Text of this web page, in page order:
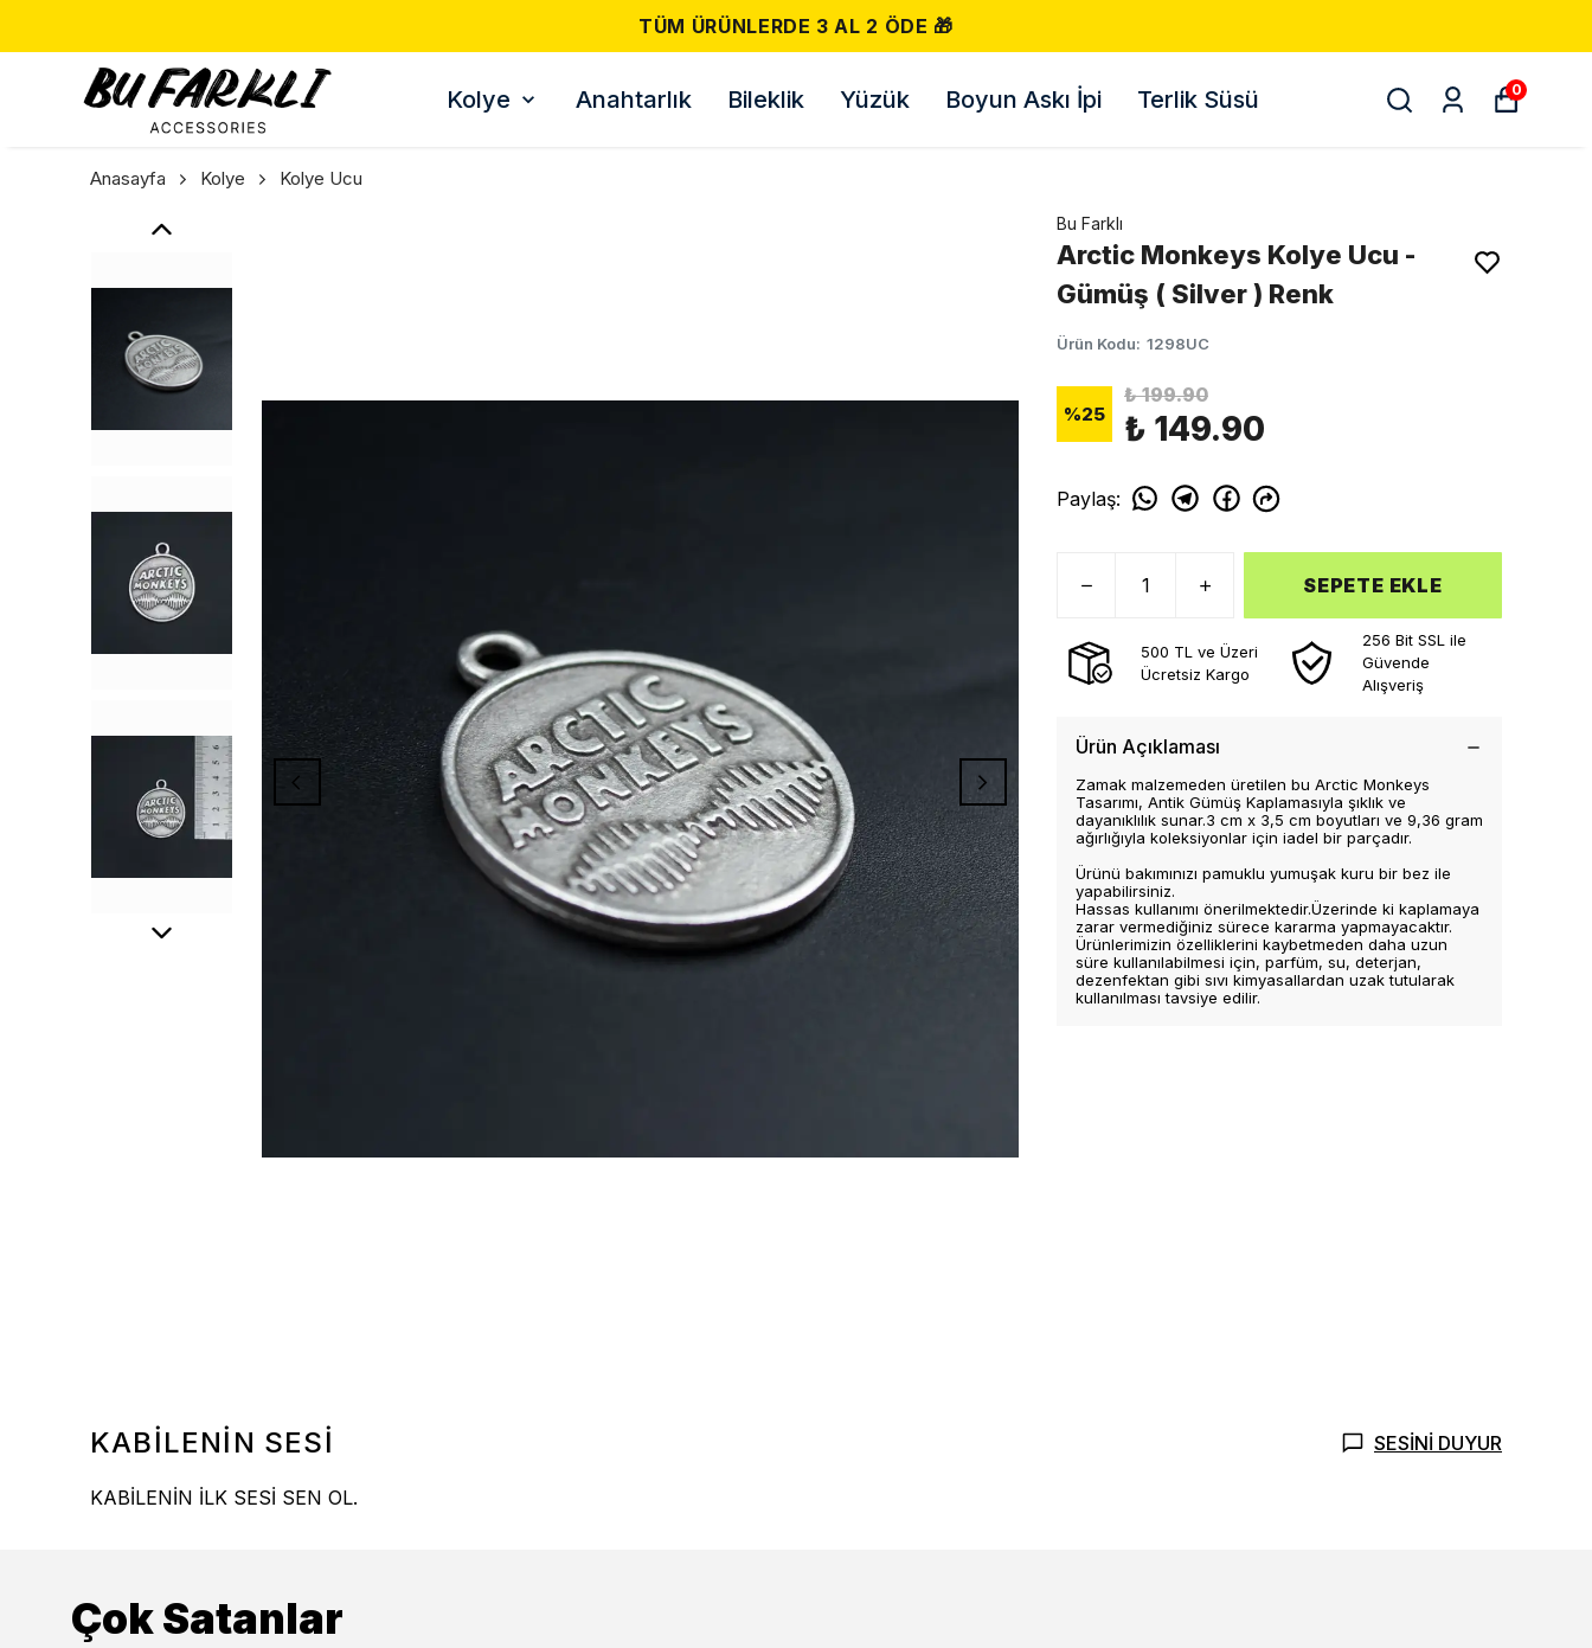
TÜM ÜRÜNLERDE 3 AL 2 ÖDE 🎁
Kolye Anahtarlık Bileklik Yüzük Boyun Askı İpi Terlik Süsü 0
Anasayfa Kolye Kolye Ucu
Bu Farklı
Arctic Monkeys Kolye Ucu -
Gümüş ( Silver ) Renk
Ürün Kodu: 1298UC
%25
₺ 199.90
₺ 149.90
Paylaş:
SEPETE EKLE
500 TL ve Üzeri
Ücretsiz Kargo
256 Bit SSL ile
Güvende
Alışveriş
Ürün Açıklaması
Zamak malzemeden üretilen bu Arctic Monkeys
Tasarımı, Antik Gümüş Kaplamasıyla şıklık ve
dayanıklılık sunar.3 cm x 3,5 cm boyutları ve 9,36 gram
ağırlığıyla koleksiyonlar için iadel bir parçadır.
Ürünü bakımınızı pamuklu yumuşak kuru bir bez ile
yapabilirsiniz.
Hassas kullanımı önerilmektedir.Üzerinde ki kaplamaya
zarar vermediğiniz sürece kararma yapmayacaktır.
Ürünlerimizin özelliklerini kaybetmeden daha uzun
süre kullanılabilmesi için, parfüm, su, deterjan,
dezenfektan gibi sıvı kimyasallardan uzak tutularak
kullanılması tavsiye edilir.
KABİLENİN SESİ SESİNİ DUYUR
KABİLENİN İLK SESİ SEN OL.
Çok Satanlar